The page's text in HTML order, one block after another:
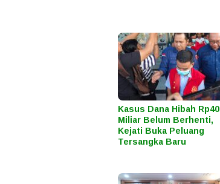
Kasus Dana Hibah Rp40
Miliar Belum Berhenti,
Kejati Buka Peluang
Tersangka Baru